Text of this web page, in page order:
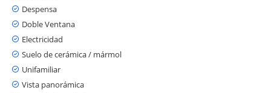
Despensa
Doble Ventana
Electricidad
Suelo de cerámica / mármol
Unifamiliar
Vista panorámica